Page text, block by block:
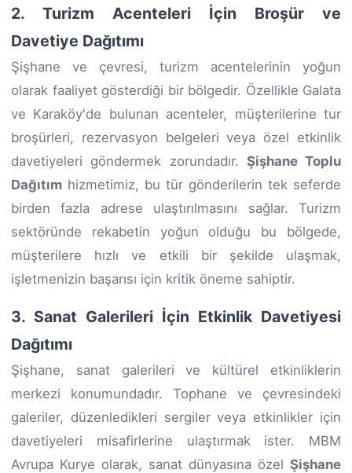
2. Turizm Acenteleri İçin Broşür ve
Davetiye Dağıtımı
Şişhane ve çevresi, turizm acentelerinin yoğun
olarak faaliyet gösterdiği bir bölgedir. Özellikle Galata
ve Karaköy'de bulunan acenteler, müşterilerine tur
broşürleri, rezervasyon belgeleri veya özel etkinlik
davetiyeleri göndermek zorundadır. Şişhane Toplu
Dağıtım hizmetimiz, bu tür gönderilerin tek seferde
birden fazla adrese ulaştırılmasını sağlar. Turizm
sektöründe rekabetin yoğun olduğu bu bölgede,
müşterilere hızlı ve etkili bir şekilde ulaşmak,
işletmenizin başarısı için kritik öneme sahiptir.
3. Sanat Galerileri İçin Etkinlik Davetiyesi
Dağıtımı
Şişhane, sanat galerileri ve kültürel etkinliklerin
merkezi konumundadır. Tophane ve çevresindeki
galeriler, düzenledikleri sergiler veya etkinlikler için
davetiyeleri misafirlerine ulaştırmak ister. MBM
Avrupa Kurye olarak, sanat dünyasına özel Şişhane